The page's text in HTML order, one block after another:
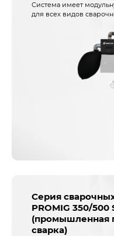
Система имеет
для всех видов
Серия
PROMIG 350/500
(промышленная
сварка)